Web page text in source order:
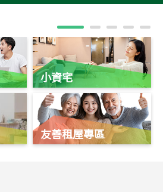
小資宅
友善租屋專區